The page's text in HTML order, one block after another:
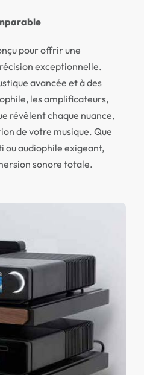
pour offrir une
exceptionnelle.
avancée et à des
les amplificateurs,
révèlent chaque nuance,
de votre musique. Que
ou audiophile exigeant,
sonore totale.